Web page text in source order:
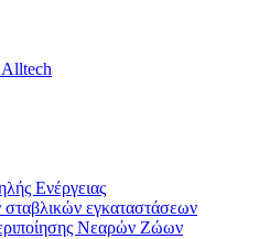
Alltech
Ενέργειας
σταβλικών εγκαταστάσεων
Νεαρών Ζώων